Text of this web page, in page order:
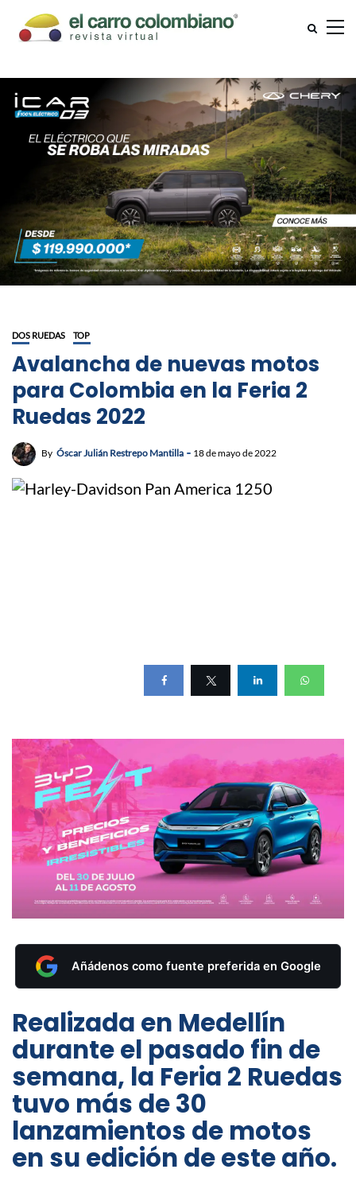
DOS RUEDAS TOP
Avalancha de nuevas motos
para Colombia en la Feria 2
Ruedas 2022
By Óscar Julián Restrepo Mantilla 18 de mayo de 2022
Añádenos como fuente preferida en Google
Realizada en Medellín
durante el pasado fin de
semana, la Feria 2 Ruedas
tuvo más de 30
lanzamientos de motos
en su edición de este año.